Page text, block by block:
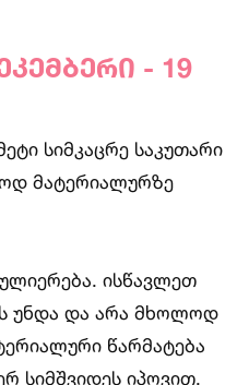
- 19
სიმკაცრე საკუთარი
მატერიალურზე
ისწავლეთ
უნდა და არა მხოლოდ
წარმატება
სიმშვიდეს იპოვით.